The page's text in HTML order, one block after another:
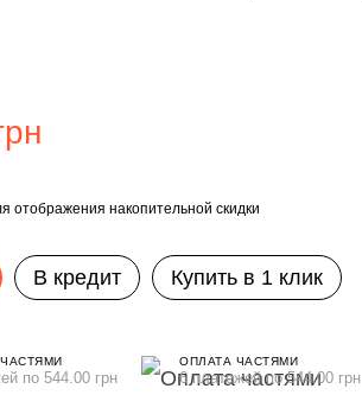
отображения накопительной скидки
В кредит Купить в 1 клик
по 544.00 грн
ОПЛАТА ЧАСТЯМИ
6 платежей по 544.00 грн